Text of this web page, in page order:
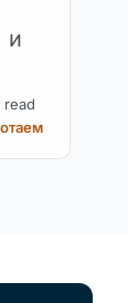
и
read